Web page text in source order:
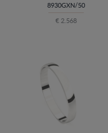
8930GXN/50
€ 2.568